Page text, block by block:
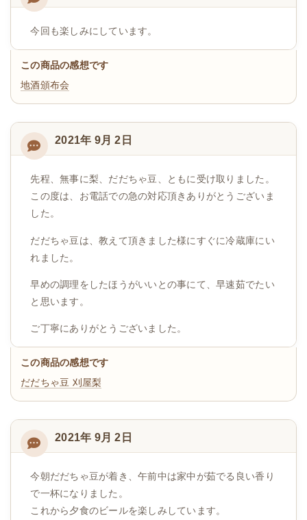
今回も楽しみにしています。
この商品の感想です
地酒頒布会
2021年 9月 2日
先程、無事に梨、だだちゃ豆、ともに受け取りました。
この度は、お電話での急の対応頂きありがとうございま
した。
だだちゃ豆は、教えて頂きました様にすぐに冷蔵庫にい
れました。
早めの調理をしたほうがいいとの事にて、早速茹でたい
と思います。
ご丁寧にありがとうございました。
この商品の感想です
だだちゃ豆 刈屋梨
2021年 9月 2日
今朝だだちゃ豆が着き、午前中は家中が茹でる良い香り
で一杯になりました。
これから夕食のビールを楽しみしています。